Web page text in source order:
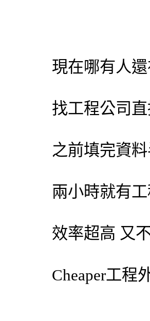
現在哪有人
找工程公司
之前填完資
兩小時就有
效率超高 又
Cheaper工程